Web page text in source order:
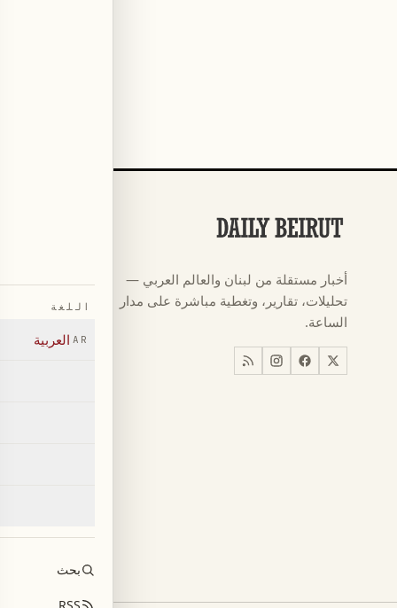
أخبار مستقلة من لبنان والعالم العربي —
تحليلات، تقارير، وتغطية مباشرة على مدار
الساعة.
كأس العالم
←أخبار
←اخبار لبنان
اللغة
AR العربية
بحث